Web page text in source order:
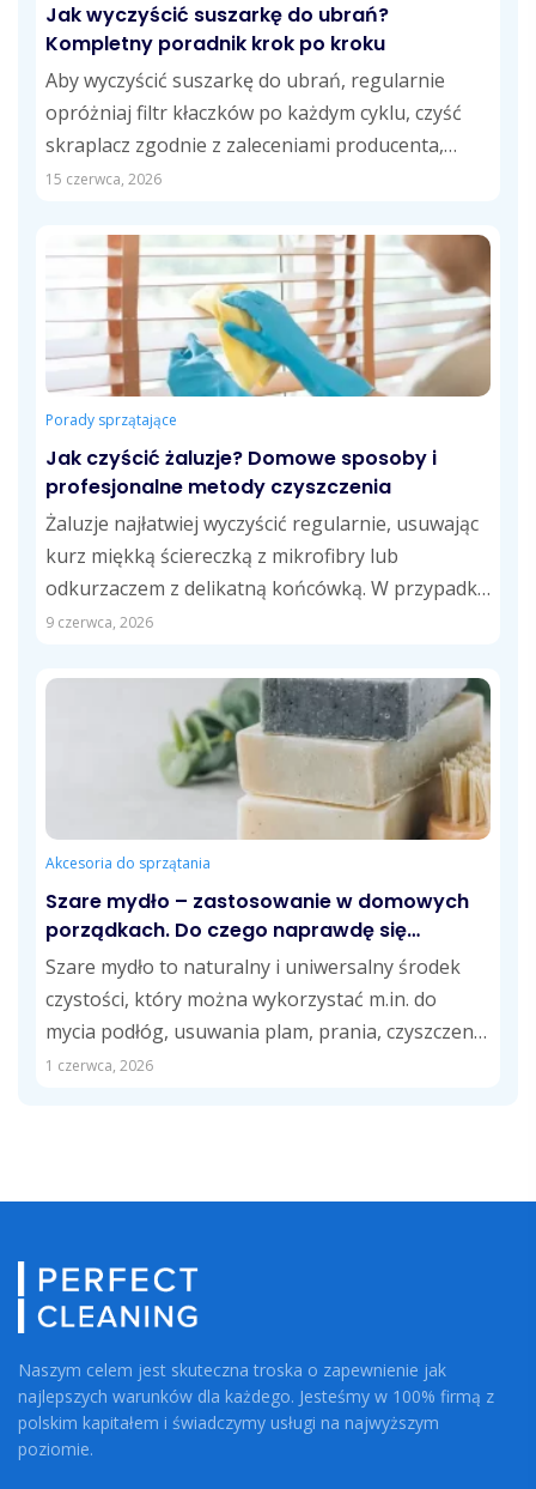
Jak wyczyścić suszarkę do ubrań?
Kompletny poradnik krok po kroku
Aby wyczyścić suszarkę do ubrań, regularnie
opróżniaj filtr kłaczków po każdym cyklu, czyść
skraplacz zgodnie z zaleceniami producenta,
opróżniaj zbiornik...
15 czerwca, 2026
Porady sprzątające
Jak czyścić żaluzje? Domowe sposoby i
profesjonalne metody czyszczenia
Żaluzje najłatwiej wyczyścić regularnie, usuwając
kurz miękką ściereczką z mikrofibry lub
odkurzaczem z delikatną końcówką. W przypadku
tłustych zabrudzeń skuteczne...
9 czerwca, 2026
Akcesoria do sprzątania
Szare mydło – zastosowanie w domowych
porządkach. Do czego naprawdę się
przydaje?
Szare mydło to naturalny i uniwersalny środek
czystości, który można wykorzystać m.in. do
mycia podłóg, usuwania plam, prania, czyszczenia
kuchni...
1 czerwca, 2026
Naszym celem jest skuteczna troska o zapewnienie jak
najlepszych warunków dla każdego. Jesteśmy w 100% firmą z
polskim kapitałem i świadczymy usługi na najwyższym
poziomie.